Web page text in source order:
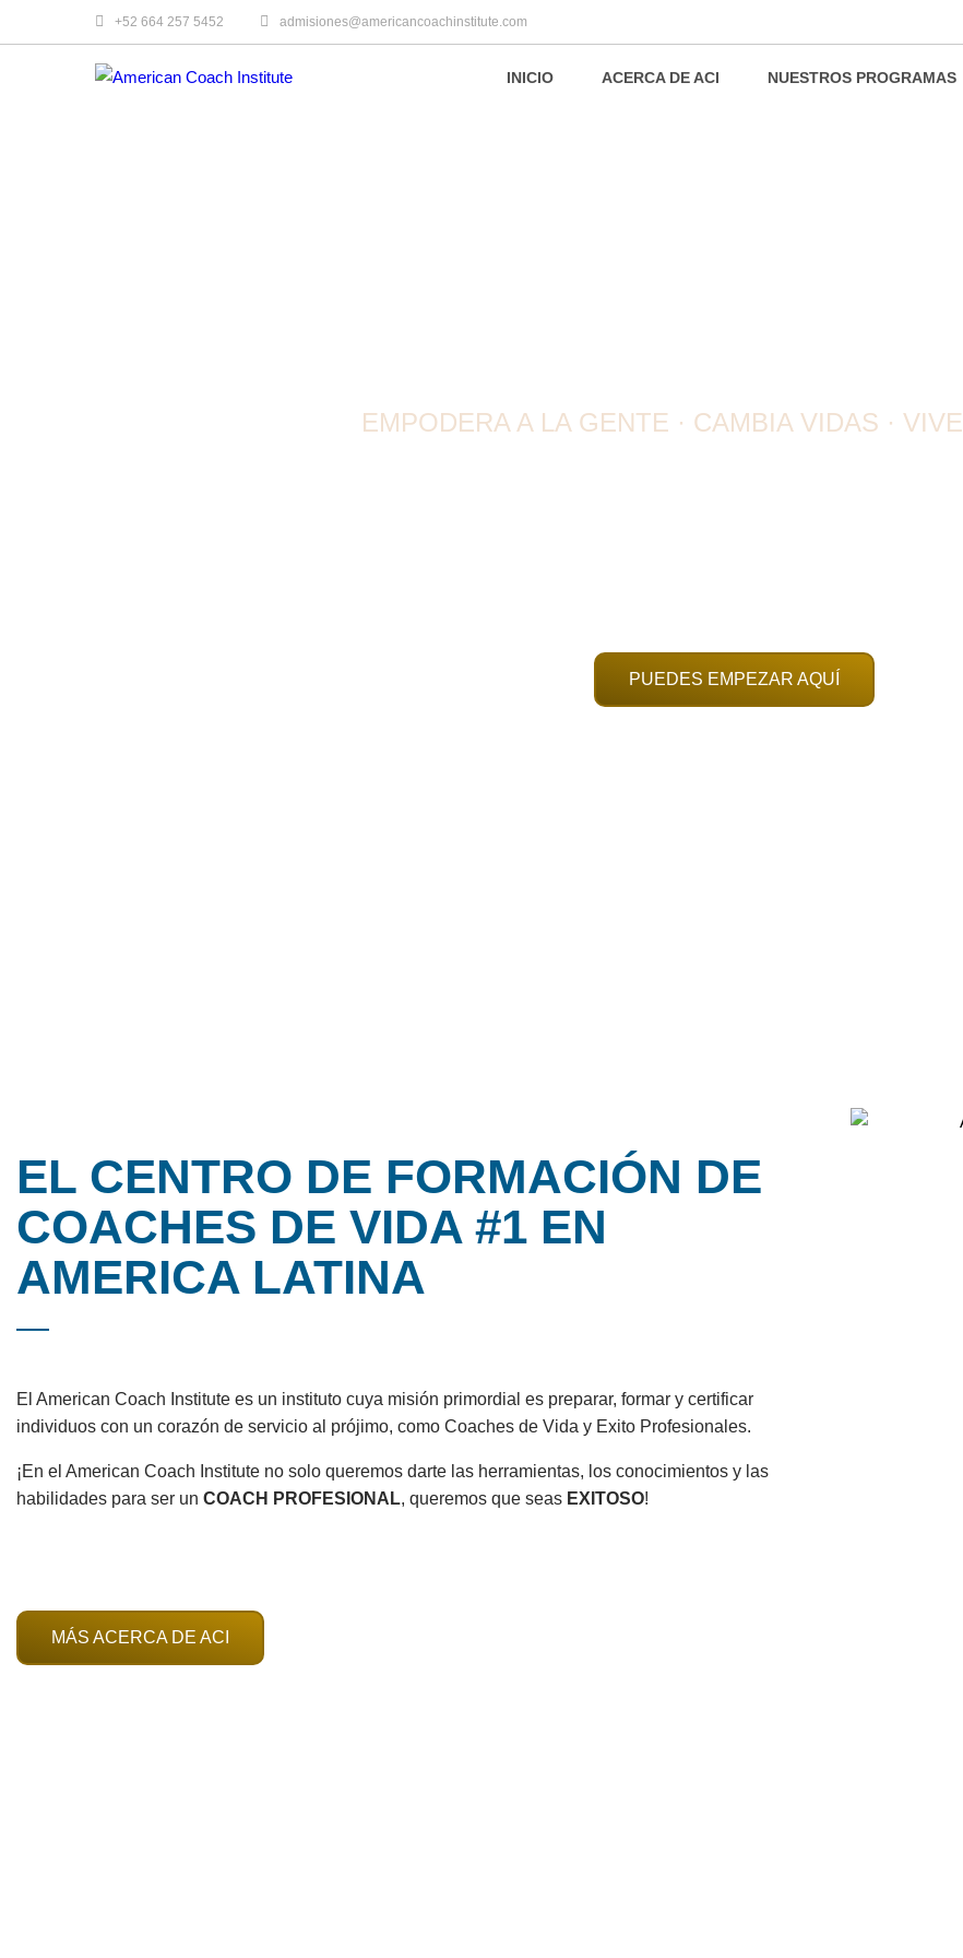
+52 664 257 5452 admisiones@americancoachinstitute.com
INICIO ACERCA DE ACI NUESTROS PROGRAMAS
EMPODERA A LA GENTE · CAMBIA VIDAS · VIVE
PUEDES EMPEZAR AQUÍ
EL CENTRO DE FORMACIÓN DE
COACHES DE VIDA #1 EN
AMERICA LATINA
El American Coach Institute es un instituto cuya misión primordial es preparar, formar y certificar
individuos con un corazón de servicio al prójimo, como Coaches de Vida y Exito Profesionales.
¡En el American Coach Institute no solo queremos darte las herramientas, los conocimientos y las
habilidades para ser un COACH PROFESIONAL, queremos que seas EXITOSO!
MÁS ACERCA DE ACI